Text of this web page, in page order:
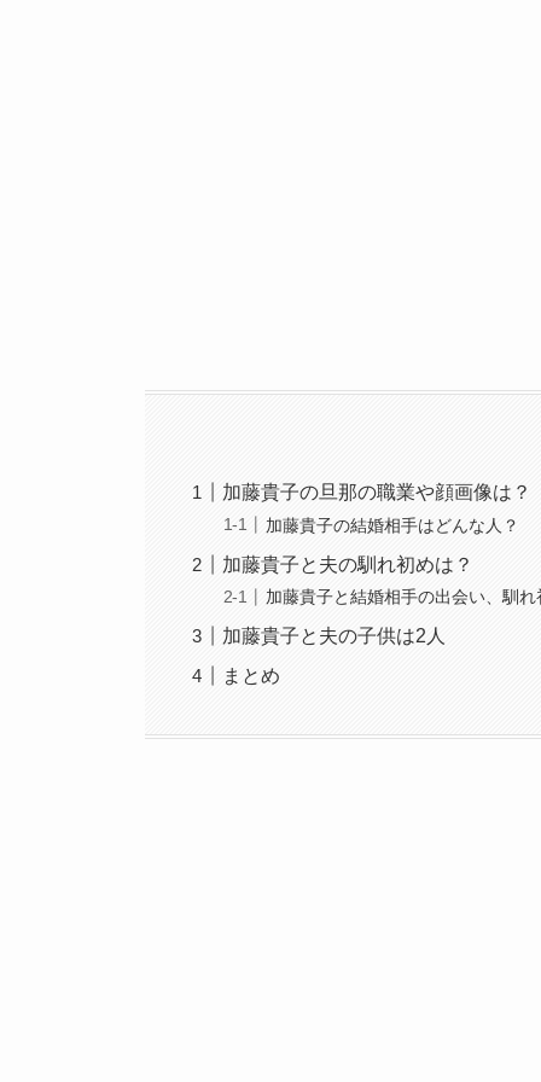
加藤貴子の旦那の職業や顔画像は？
加藤貴子の結婚相手はどんな人？
加藤貴子と夫の馴れ初めは？
加藤貴子と結婚相手の出会い、馴
加藤貴子と夫の子供は2人
まとめ